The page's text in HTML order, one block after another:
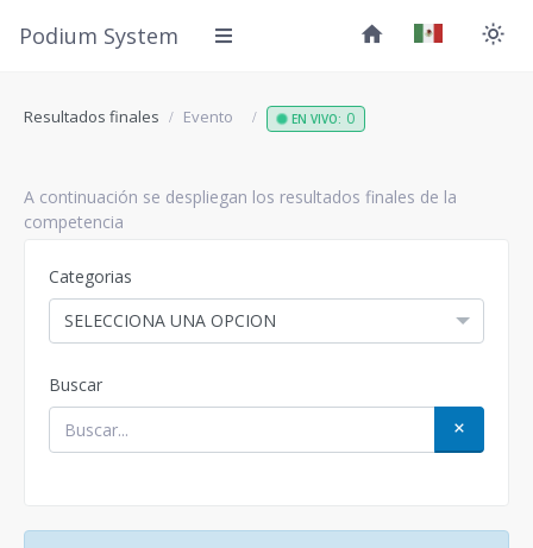
Podium System
Resultados finales Evento EN VIVO: 0
A continuación se despliegan los resultados finales de la
competencia
Categorias
SELECCIONA UNA OPCION
Buscar